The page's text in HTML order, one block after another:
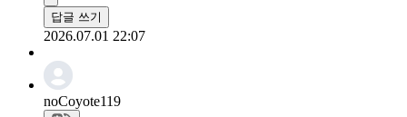
답글 쓰기
2026.07.01 22:07
noCoyote119